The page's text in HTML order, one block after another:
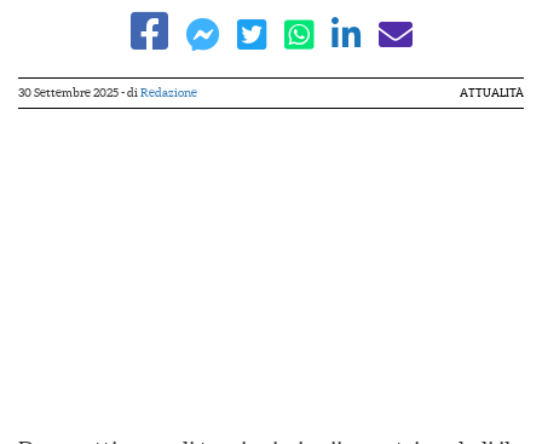
30 Settembre 2025- di Redazione ATTUALITÀ